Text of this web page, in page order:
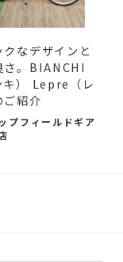
クなデザインと
さ。BIANCHI
キ） Lepre（レ
ご紹介
プフィールドギア